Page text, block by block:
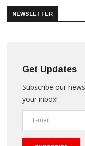
NEWSLETTER
Get Updates
Subscribe our
your inbox!